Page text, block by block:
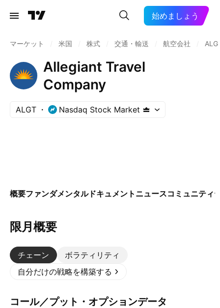
始めましょう
マーケット 米国 株式 交通・輸送 航空会社
Allegiant Travel
Company
ALGT Nasdaq Stock Market
概要ファンダメンタルドキュメント ニュースコミュニティ
限月概要
チェーン
ボラティリティ
自分だけの戦略を構築する
コール／プット・オプションデータ